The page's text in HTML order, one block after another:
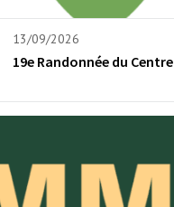
13/09/2026
19e Randonnée du Centre